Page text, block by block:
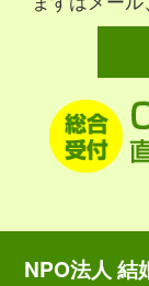
NPO法人